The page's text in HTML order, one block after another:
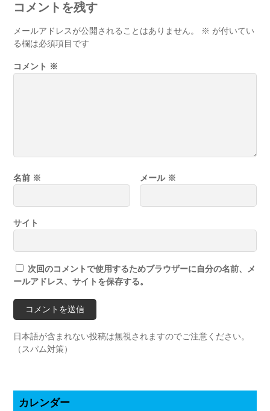
コメントを残す
メールアドレスが公開されることはありません。 ※ が付いてい
る欄は必須項目です
コメント ※
名前 ※ メール ※
サイト
次回のコメントで使用するためブラウザーに自分の名前、メ
ールアドレス、サイトを保存する。
日本語が含まれない投稿は無視されますのでご注意ください。
（スパム対策）
カレンダー